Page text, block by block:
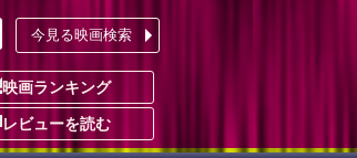
今見る映画検索
映画ランキング
レビューを読む